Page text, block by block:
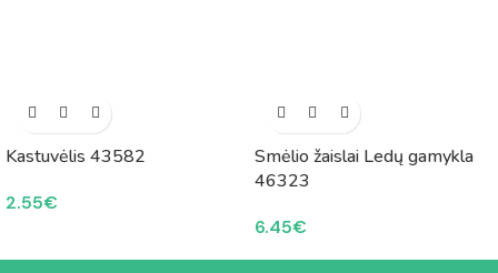
Kastuvėlis 43582
2.55€
Smėlio žaislai Ledų gamykla
46323
6.45€